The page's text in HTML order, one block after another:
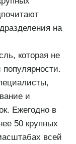
на
которая не
популярности.
и
Ежегодно в
50 крупных
всей